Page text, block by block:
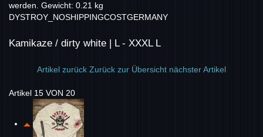
werden. Gewicht: 0.21 kg
DYSTROY_NOSHIPPINGCOSTGERMANY
Kamikaze / dirty white | L - XXXL L
Artikel zurück Zurück zur Übersicht nächster Artikel
Artikel 15 VON 20